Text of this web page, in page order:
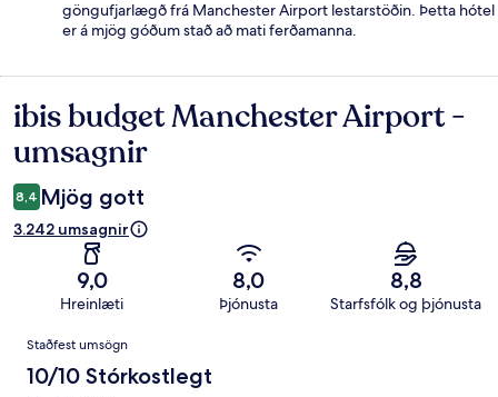
göngufjarlægð frá Manchester Airport lestarstöðin. Þetta hótel
er á mjög góðum stað að mati ferðamanna.
Umsagnir
ibis budget Manchester Airport -
umsagnir
8,4 Mjög gott
3.242 umsagnir
9,0
Hreinlæti
8,0
Þjónusta
8,8
Starfsfólk og þjónusta
Umsagnir
Staðfest umsögn
10/10 Stórkostlegt